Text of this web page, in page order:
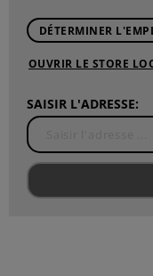
DÉTERMINER
OUVRIR LE STORE
SAISIR L'ADRESSE: